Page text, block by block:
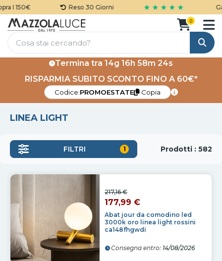
Reso 30 Giorni ★ ★ ★ ★ ★ Garanzia
Cerca
0
Termina tra14g 16h 58m 21s
RISPARMIA SUBITO SCONTO FINO A 60€*
Codice:PROMOESTATE Copia
LINEA LIGHT
FILTRI 1 Prodotti : 582
Abat jour da comodino led
3000k oro linea light rossini
ca148fhgwdi
217,16 €
177,99 €
Consegna entro: 14/08/2026